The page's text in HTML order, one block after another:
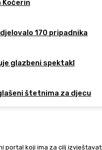
Kočerin
170 pripadnika
glazbeni spektakl
štetnima za djecu
portal koji ima za cilj